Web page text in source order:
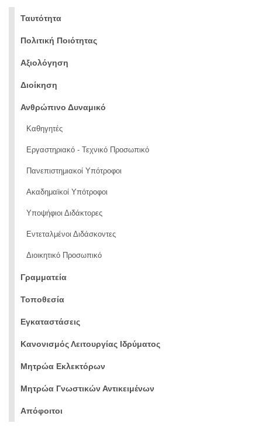
Ταυτότητα
Πολιτική Ποιότητας
Αξιολόγηση
Διοίκηση
Ανθρώπινο Δυναμικό
Καθηγητές
Εργαστηριακό - Τεχνικό Προσωπικό
Πανεπιστημιακοί Υπότροφοι
Ακαδημαϊκοί Υπότροφοι
Υποψήφιοι Διδάκτορες
Εντεταλμένοι Διδάσκοντες
Διοικητικό Προσωπικό
Γραμματεία
Τοποθεσία
Εγκαταστάσεις
Κανονισμός Λειτουργίας Ιδρύματος
Μητρώα Εκλεκτόρων
Μητρώα Γνωστικών Αντικειμένων
Απόφοιτοι